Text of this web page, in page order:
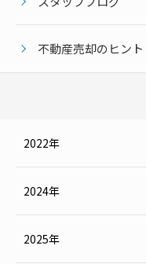
不動産売却のヒント
2022年
11月（25）
2024年
1月（2）
6月（3）
9月（1）
2025年